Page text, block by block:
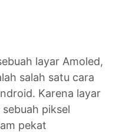
layar Amoled,
salah satu cara
Karena layar
piksel
pekat